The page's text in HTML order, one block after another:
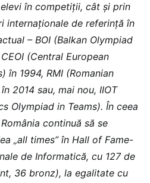
în competiții, cât și prin
internaționale de referință în
– BOI (Balkan Olympiad
(Central European
în 1994, RMI (Romanian
2014 sau, mai nou, IIOT
Olympiad in Teams). În ceea
continuă să se
„all times” în Hall of Fame-
de Informatică, cu 127 de
36 bronz), la egalitate cu